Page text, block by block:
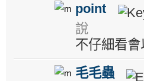
point
說
不仔細看會
毛毛蟲